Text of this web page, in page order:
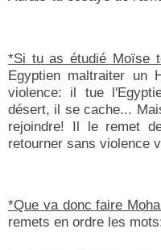
*Si tu as étudié Moïse
Egyptien maltraiter un
violence: il tue
désert, il se cache...
rejoindre! Il le remet
retourner sans violence
*Que va donc faire
remets en ordre les